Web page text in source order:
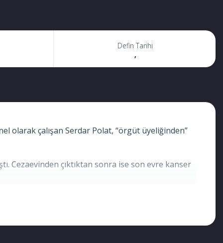
Defin Tarihi
,
olarak çalışan Serdar Polat, “örgüt üyeliğinden”
Cezaevinden çıktıktan sonra ise son evre kanser